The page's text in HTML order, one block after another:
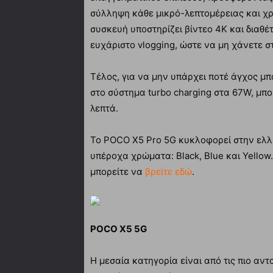
σύλληψη κάθε μικρό-λεπτομέρειας και
συσκευή υποστηρίζει βίντεο 4Κ και
ευχάριστο vlogging, ώστε να μη χάνετε
Τέλος, για να μην υπάρχει ποτέ άγχος
στο σύστημα turbo charging στα 67W,
λεπτά.
Το POCO X5 Pro 5G κυκλοφορεί στην
υπέροχα χρώματα: Black, Blue και
μπορείτε να βρείτε εδώ.
POCO Χ5 5G
Η μεσαία κατηγορία είναι από τις πιο